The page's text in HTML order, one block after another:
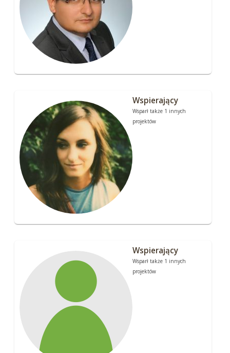
Wspierający
Wsparł także 1 innych
projektów
Wspierający
Wsparł także 1 innych
projektów